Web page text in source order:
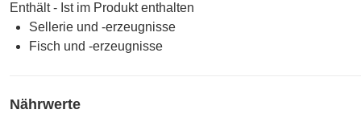
Enthält - Ist im Produkt enthalten
Sellerie und -erzeugnisse
Fisch und -erzeugnisse
Nährwerte